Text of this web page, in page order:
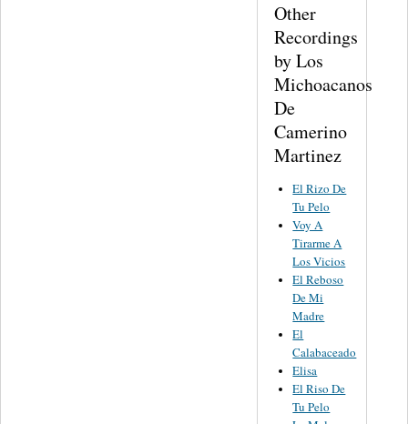
Other
Recordings
by Los
Michoacanos
De
Camerino
Martinez
El Rizo De
Tu Pelo
Voy A
Tirarme A
Los Vicios
El Reboso
De Mi
Madre
El
Calabaceado
Elisa
El Riso De
Tu Pelo